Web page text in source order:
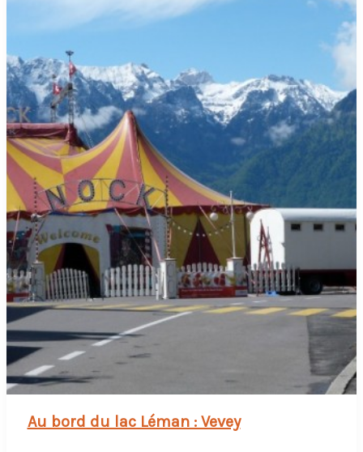
Au bord du lac Léman : Vevey